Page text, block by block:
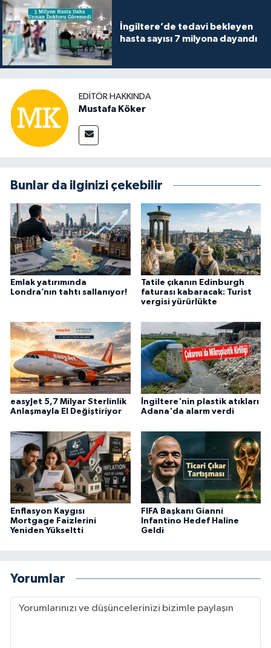
İngiltere’de tedavi bekleyen
hasta sayısı 7 milyona dayandı
EDITÖR HAKKINDA
Mustafa Köker
Bunlar da ilginizi çekebilir
Emlak yatırımında
Londra’nın tahtı sallanıyor!
Tatile çıkanın Edinburgh
faturası kabaracak: Turist
vergisi yürürlükte
easyJet 5,7 Milyar Sterlinlik
Anlaşmayla El Değiştiriyor
İngiltere'nin plastik atıkları
Adana'da alarm verdi
Enflasyon Kaygısı
Mortgage Faizlerini
Yeniden Yükseltti
FIFA Başkanı Gianni
Infantino Hedef Haline
Geldi
Yorumlar